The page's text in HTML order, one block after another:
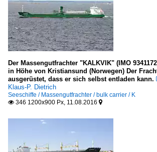
Der Massengutfrachter "KALKVIK" (IMO
in Höhe von Kristiansund (Norwegen) Der
ausgerüstet, dass er sich selbst entladen kann.
Klaus-P. Dietrich
Seeschiffe / Massengutfrachter / bulk carrier / K
 346 1200x900 Px, 11.08.2016 